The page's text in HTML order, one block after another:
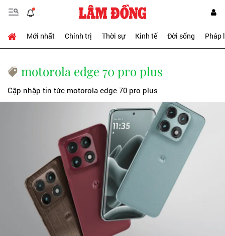
Mới nhất Chính trị Thời sự Kinh tế Đời sống Pháp
motorola edge 70 pro plus
Cập nhập tin tức motorola edge 70 pro plus